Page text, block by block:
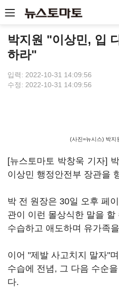
박지원 "이상민, 입
하라"
입력: 2022-10-31 14:09:56
수정: 2022-10-31 14:09:56
(사진=뉴시스) 박지
[뉴스토마토 박창욱 기자]
이상민 행정안전부 장관을
박 전 원장은 30일 오후 페
관이 이런 몰상식한 말을
수습하고 애도하며 유가족
이어 "제발 사고치지 말자"
수습에 전념, 그 다음 수순
다.